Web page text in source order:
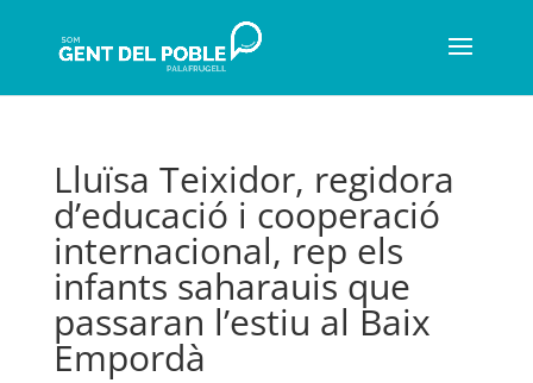
Lluïsa Teixidor, regidora
d’educació i cooperació
internacional, rep els
infants saharauis que
passaran l’estiu al Baix
Empordà